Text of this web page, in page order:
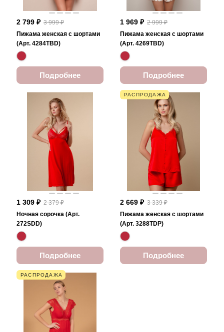
2 799 ₽ 3 999 ₽
Пижама женская с шортами
(Арт. 4284TBD)
Подробнее
1 969 ₽ 2 999 ₽
Пижама женская с шортами
(Арт. 4269TBD)
Подробнее
1 309 ₽ 2 379 ₽
Ночная сорочка (Арт.
272SDD)
Подробнее
РАСПРОДАЖА
2 669 ₽ 3 339 ₽
Пижама женская с шортами
(Арт. 3288TDP)
Подробнее
РАСПРОДАЖА